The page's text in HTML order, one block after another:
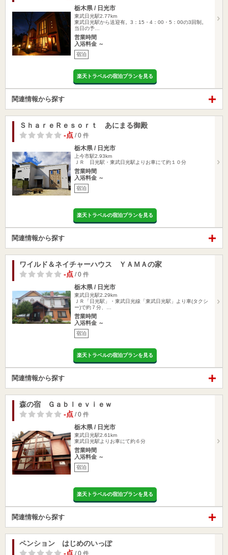
栃木県 / 日光市
東武日光駅2.77km
東武日光駅から送迎有。3：15・4：00・5：00の3回制。
当日の予…
営業時間
入浴料金 ～
宿泊
楽天トラベルの宿泊プランを見る
関連情報から探す
ＳｈａｒｅＲｅｓｏｒｔ あにまる御殿
-点 / 0 件
栃木県 / 日光市
上今市駅2.93km
ＪＲ 日光駅・東武日光駅よりお車にて約１０分
営業時間
入浴料金 ～
宿泊
楽天トラベルの宿泊プランを見る
関連情報から探す
ワイルド＆ネイチャーハウス ＹＡＭＡの家
-点 / 0 件
栃木県 / 日光市
東武日光駅2.29km
ＪＲ「日光駅」・東武日光線「東武日光駅」より車(タクシ
ー)で約７分、…
営業時間
入浴料金 ～
宿泊
楽天トラベルの宿泊プランを見る
関連情報から探す
森の宿 Ｇａｂｌｅｖｉｅｗ
-点 / 0 件
栃木県 / 日光市
東武日光駅2.61km
東武日光駅よりお車にて約６分
営業時間
入浴料金 ～
宿泊
楽天トラベルの宿泊プランを見る
関連情報から探す
ペンション はじめのいっぽ
-点 / 0 件